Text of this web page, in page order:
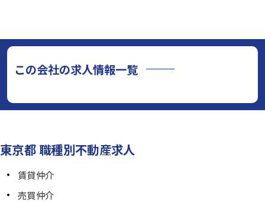
この会社の求人情報一覧
東京都 職種別不動産求人
賃貸仲介
売買仲介